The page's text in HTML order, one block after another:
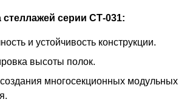
серии СТ-031:
и устойчивость конструкции.
высоты полок.
многосекционных модульных